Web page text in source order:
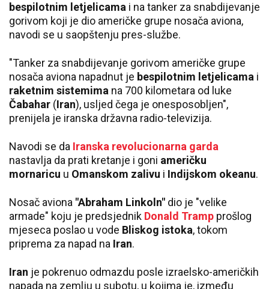
bespilotnim letjelicama i na tanker za snabdijevanje
gorivom koji je dio američke grupe nosača aviona,
navodi se u saopštenju pres-službe.
"Tanker za snabdijevanje gorivom američke grupe
nosača aviona napadnut je bespilotnim letjelicama i
raketnim sistemima na 700 kilometara od luke
Čabahar (Iran), usljed čega je onesposobljen",
prenijela je iranska državna radio-televizija.
Navodi se da Iranska revolucionarna garda
nastavlja da prati kretanje i goni američku
mornaricu u Omanskom zalivu i Indijskom okeanu.
Nosač aviona "Abraham Linkoln" dio je "velike
armade" koju je predsjednik Donald Tramp prošlog
mjeseca poslao u vode Bliskog istoka, tokom
priprema za napad na Iran.
Iran je pokrenuo odmazdu posle izraelsko-američkih
napada na zemlju u subotu, u kojima je, između